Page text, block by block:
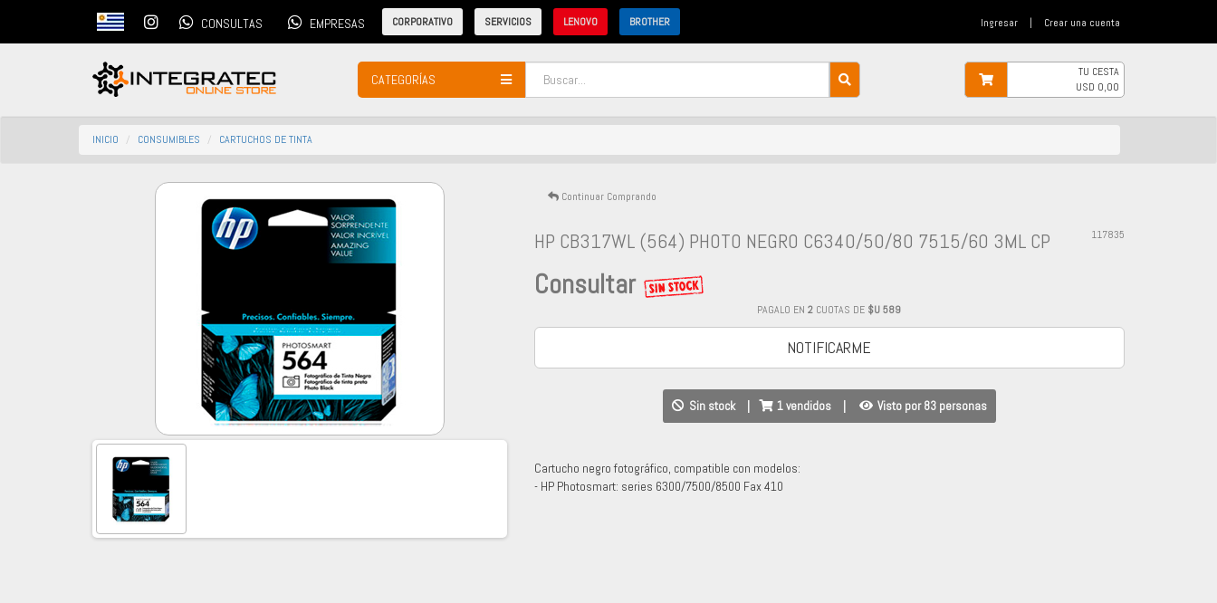
CONSULTAS EMPRESAS CORPORATIVO SERVICIOS LENOVO BROTHER Ingresar | Crear una cuenta
CATEGORÍAS
TU CESTA
USD 0,00
INICIO CONSUMIBLES CARTUCHOS DE TINTA
Continuar Comprando
HP CB317WL (564) PHOTO NEGRO C6340/50/80 7515/60 3ML CP 117835
Consultar
PAGALO EN2 CUOTAS DE $U 589
NOTIFICARME
Sin stock 1 vendidos Visto por 83 personas
Cartucho negro fotográfico, compatible con modelos:
- HP Photosmart: series 6300/7500/8500 Fax 410